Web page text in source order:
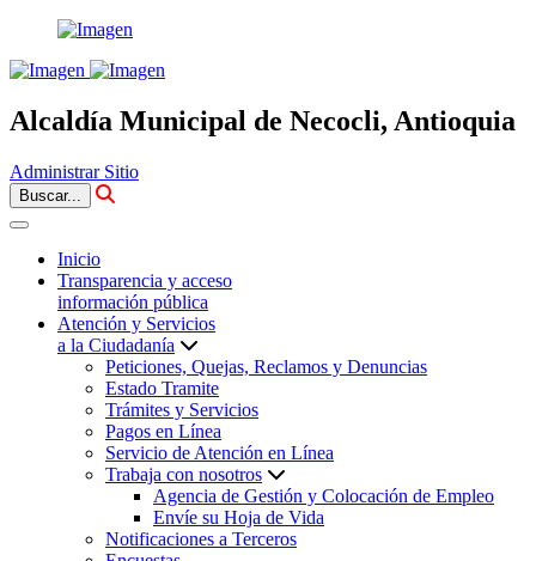
Alcaldía Municipal de Necocli, Antioquia
Administrar Sitio
Buscar...
Inicio
Transparencia y acceso
información pública
Atención y Servicios
a la Ciudadanía
Peticiones, Quejas, Reclamos y Denuncias
Estado Tramite
Trámites y Servicios
Pagos en Línea
Servicio de Atención en Línea
Trabaja con nosotros
Agencia de Gestión y Colocación de Empleo
Envíe su Hoja de Vida
Notificaciones a Terceros